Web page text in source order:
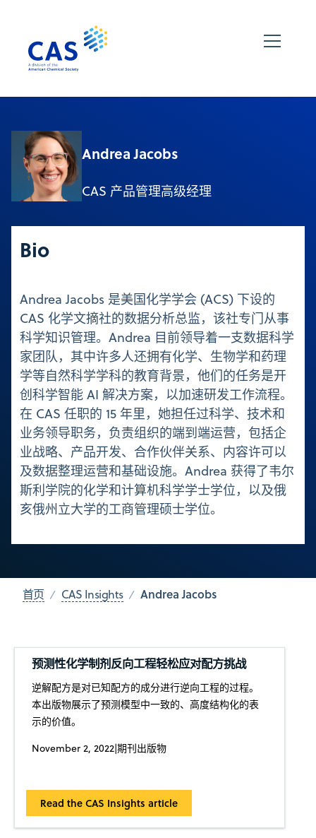
Andrea Jacobs
CAS 产品管理高级经理
Bio
Andrea Jacobs 是美国化学学会 (ACS) 下设的
CAS 化学文摘社的数据分析总监，该社专门从事
科学知识管理。Andrea 目前领导着一支数据科学
家团队，其中许多人还拥有化学、生物学和药理
学等自然科学学科的教育背景，他们的任务是开
创科学智能 AI 解决方案，以加速研发工作流程。
在 CAS 任职的 15 年里，她担任过科学、技术和
业务领导职务，负责组织的端到端运营，包括企
业战略、产品开发、合作伙伴关系、内容许可以
及数据整理运营和基础设施。Andrea 获得了韦尔
斯利学院的化学和计算机科学学士学位，以及俄
亥俄州立大学的工商管理硕士学位。
首页 CAS Insights Andrea Jacobs
预测性化学制剂反向工程轻松应对配方挑战
逆解配方是对已知配方的成分进行逆向工程的过程。
本出版物展示了预测模型中一致的、高度结构化的表
示的价值。
November 2, 2022|期刊出版物
Read the CAS Insights article